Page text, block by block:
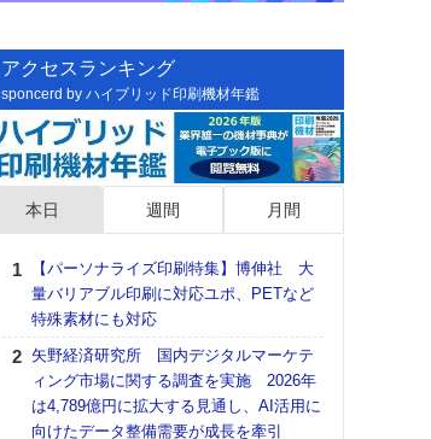
アクセスランキング
sponcerd by ハイブリッド印刷機材年鑑
本日 週間 月間
【パーソナライズ印刷特集】博伸社 大
量バリアブル印刷に対応ユポ、PETなど
特殊素材にも対応
矢野経済研究所 国内デジタルマーケテ
ィング市場に関する調査を実施 2026年
は4,789億円に拡大する見通し、AI活用に
向けたデータ整備需要が成長を牽引